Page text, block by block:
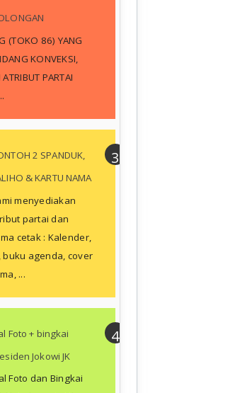
(TOKO 86) YANG
KONVEKSI,
PARTAI
2 SPANDUK,
& KARTU NAMA
menyediakan
partai dan
cetak : Kalender,
agenda, cover
...
Foto + bingkai
Jokowi JK
Foto dan Bingkai